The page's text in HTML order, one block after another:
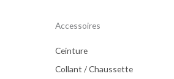
Accessoires
Ceinture
Collant / Chaussette